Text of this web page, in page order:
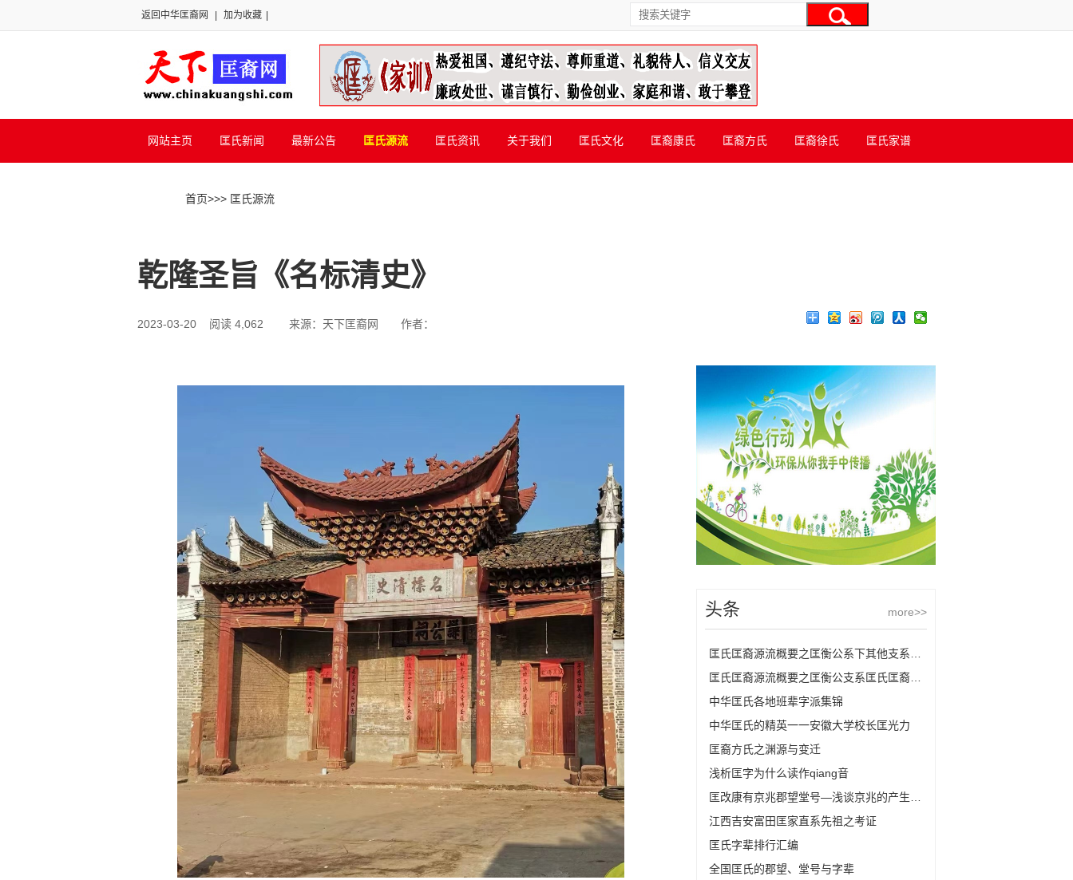
返回中华匡裔网 加为收藏
网站主页 匡氏新闻 最新公告 匡氏源流 匡氏资讯 关于我们 匡氏文化 匡裔康氏 匡裔方氏 匡裔徐氏 匡氏家谱
首页>>> 匡氏源流
乾隆圣旨《名标清史》
2023-03-20 阅读 4,062 来源：天下匡裔网 作者：
more>>
头条
中华匡氏各地班辈字派集锦
中华匡氏的精英一一安徽大学校长匡光力
匡裔方氏之渊源与变迁
浅析匡字为什么读作qiang音
江西吉安富田匡家直系先祖之考证
匡氏字辈排行汇编
全国匡氏的郡望、堂号与字辈